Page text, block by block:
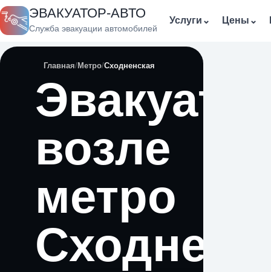
ЭВАКУАТОР-АВТО
Служба эвакуации автомобилей
Услуги ⌄ Цены ⌄
Главная Метро Сходненская
возле
метро